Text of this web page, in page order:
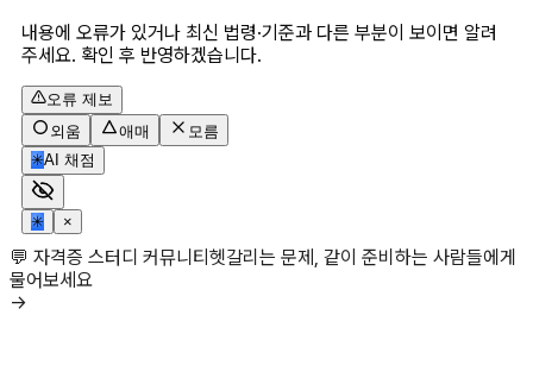
내용에 오류가 있거나 최신 법령·기준과 다른 부분이 보이면 알려
주세요. 확인 후 반영하겠습니다.
오류 제보
외움
애매
모름
✳AI 채점
✳ ×
💬 자격증 스터디 커뮤니티헷갈리는 문제, 같이 준비하는 사람들에게
물어보세요
→